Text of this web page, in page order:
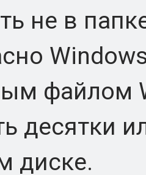
не в
файлом
десятки
диске.